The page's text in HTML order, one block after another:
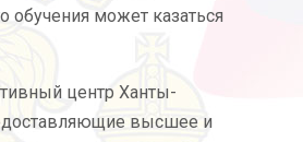
может казаться
центр Ханты-
высшее и